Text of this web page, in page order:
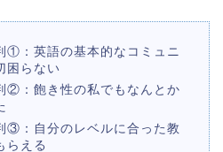
①：英語の基本的なコミュニ
困らない
②：飽き性の私でもなんとか
③：自分のレベルに合った教
らえる